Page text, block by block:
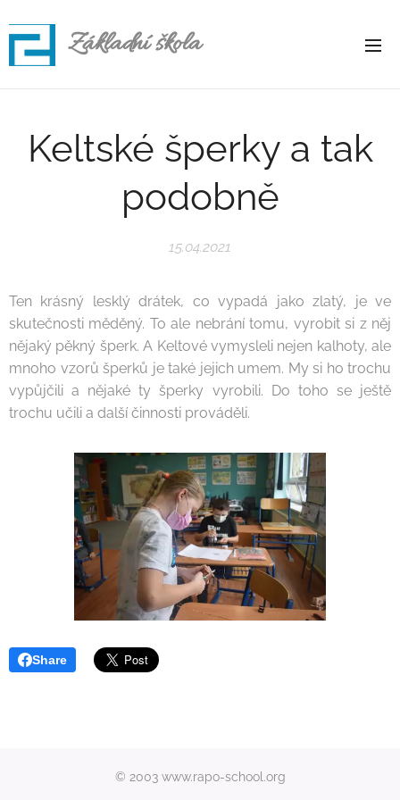
Základní škola
Keltské šperky a tak
podobně
15.04.2021
Ten krásný lesklý drátek, co vypadá jako zlatý, je ve
skutečnosti měděný. To ale nebrání tomu, vyrobit si z něj
nějaký pěkný šperk. A Keltové vymysleli nejen kalhoty, ale
mnoho vzorů šperků je také jejich umem. My si ho trochu
vypůjčili a nějaké ty šperky vyrobili. Do toho se ještě
trochu učili a další činnosti prováděli.
Share
© 2003 www.rapo-school.org